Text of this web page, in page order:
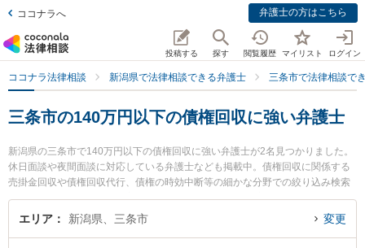
ココナラへ 弁護士の方はこちら
投稿する 探す 閲覧履歴 マイリスト ログイン
ココナラ法律相談 新潟県で法律相談できる弁護士 三条市で法律相談で
三条市の140万円以下の債権回収に強い弁護士
新潟県の三条市で140万円以下の債権回収に強い弁護士が2名見つかりました。
休日面談や夜間面談に対応している弁護士なども掲載中。債権回収に関係する
売掛金回収や債権回収代行、債権の時効中断等の細かな分野での絞り込み検索
もでき便利です。特に坂上富男法律税理事務所の江澤 和彦弁護士や弁護士法人
一新総合法律事務所 燕三条事務所の海津 諭弁護士のプロフィール情報や弁護士
エリア 新潟県、三条市 変更